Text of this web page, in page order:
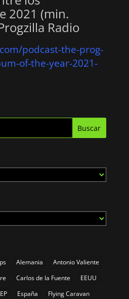
2021 (min.
Radio
podcast-the-prog-
of-the-year-2021-
Alemania
Antonio Valiente
Carlos de la Fuente
EEUU
EP España
Flying Caravan